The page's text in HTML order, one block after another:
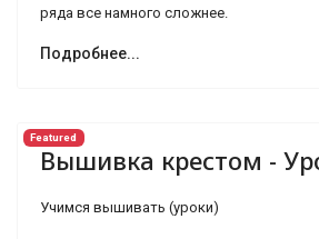
ряда все намного сложнее.
Подробнее...
Featured
Вышивка крестом -
Учимся вышивать (уроки)